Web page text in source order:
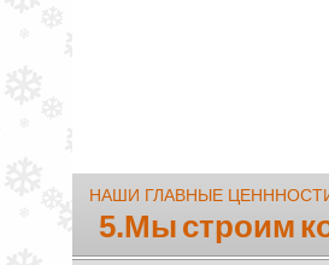
НАШИ ГЛАВНЫЕ
5.Мы строим